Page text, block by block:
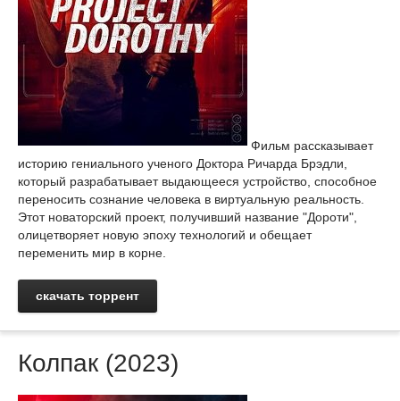
Фильм рассказывает
историю гениального ученого Доктора Ричарда Брэдли,
который разрабатывает выдающееся устройство, способное
переносить сознание человека в виртуальную реальность.
Этот новаторский проект, получивший название "Дороти",
олицетворяет новую эпоху технологий и обещает
переменить мир в корне.
скачать торрент
Колпак (2023)